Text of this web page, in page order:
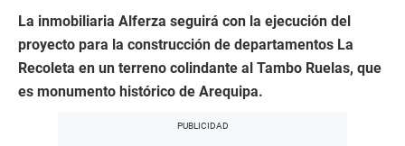
La inmobiliaria Alferza seguirá con la ejecución del
proyecto para la construcción de departamentos La
Recoleta en un terreno colindante al Tambo Ruelas, que
es monumento histórico de Arequipa.